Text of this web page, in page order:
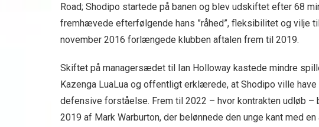
Road; Shodipo startede på banen og blev udskiftet efter 68
fremhævede efterfølgende hans ”råhed”, fleksibilitet og vilje
november 2016 forlængede klubben aftalen frem til 2019.
Skiftet på managersædet til Ian Holloway kastede mindre
Kazenga LuaLua og offentligt erklærede, at Shodipo ville
defensive forståelse. Frem til 2022 – hvor kontrakten udløb
2019 af Mark Warburton, der belønnede den unge kant med